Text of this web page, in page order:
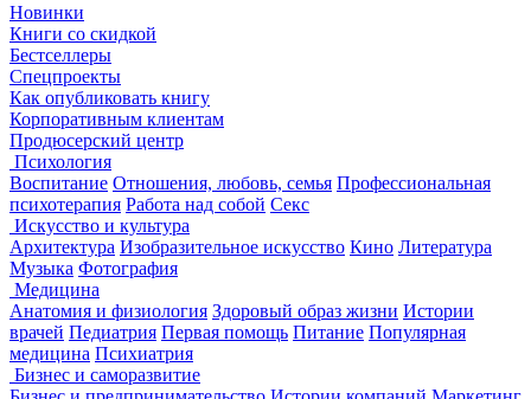
Новинки
Книги со скидкой
Бестселлеры
Спецпроекты
Как опубликовать книгу
Корпоративным клиентам
Продюсерский центр
Психология
Воспитание Отношения, любовь, семья Профессиональная
психотерапия Работа над собой Секс
Искусство и культура
Архитектура Изобразительное искусство Кино Литература
Музыка Фотография
Медицина
Анатомия и физиология Здоровый образ жизни Истории
врачей Педиатрия Первая помощь Питание Популярная
медицина Психиатрия
Бизнес и саморазвитие